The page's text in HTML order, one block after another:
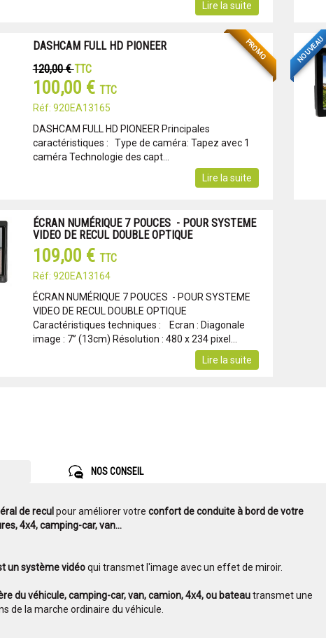
Lire la suite
PROMO
DASHCAM FULL HD PIONEER
120,00 €TTC
100,00 € TTC
Réf: 920EA13165
DASHCAM FULL HD PIONEER Principales
caractéristiques : Type de caméra: Tapez avec 1
caméra Technologie des capt...
Lire la suite
NOUVEAU
ÉCRAN NUMÉRIQUE 7 POUCES - POUR SYSTEME
VIDEO DE RECUL DOUBLE OPTIQUE
109,00 € TTC
Réf: 920EA13164
ÉCRAN NUMÉRIQUE 7 POUCES - POUR SYSTEME
VIDEO DE RECUL DOUBLE OPTIQUE
Caractéristiques techniques : Ecran : Diagonale
image : 7’’ (13cm) Résolution : 480 x 234 pixel...
Lire la suite
NOS CONSEIL
de recul pour améliorer votre confort de conduite à bord de votre
4x4, camping-car, van...
un système vidéoqui transmet l'image avec un effet de miroir.
du véhicule, camping-car, van, camion, 4x4, ou bateautransmet une
de la marche ordinaire du véhicule.